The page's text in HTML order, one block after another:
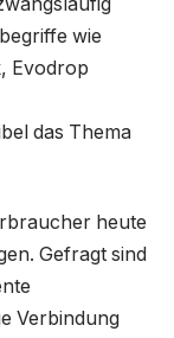
wie
Evodrop
das Thema
heute
Gefragt sind
Verbindung